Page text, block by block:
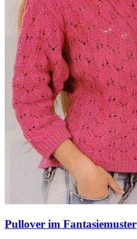
Pullover im Fantasiemuster